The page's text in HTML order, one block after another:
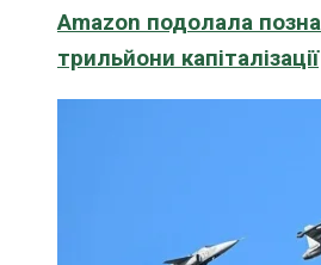
Amazon подолала
трильйони капіталізації